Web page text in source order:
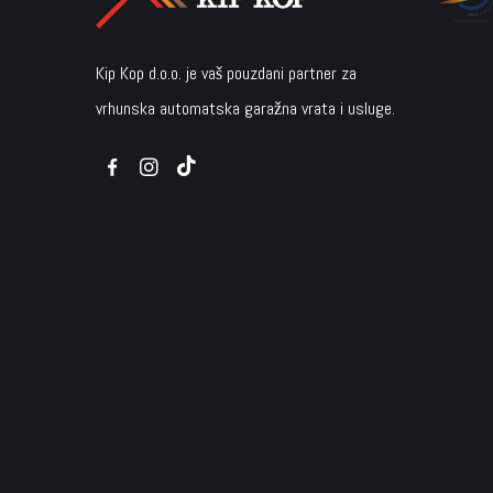
Kip Kop d.o.o. je vaš pouzdani partner za
vrhunska automatska garažna vrata i usluge.